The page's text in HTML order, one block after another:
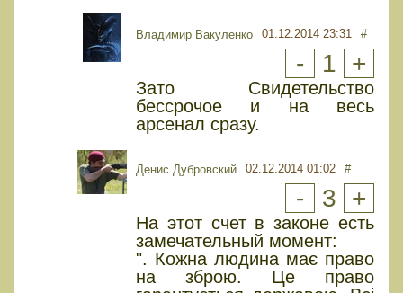
Владимир Вакуленко 01.12.2014 23:31 #
- 1 +
Зато Свидетельство
бессрочое и на весь
арсенал сразу.
Денис Дубровский 02.12.2014 01:02 #
- 3 +
На этот счет в законе есть
замечательный момент:
". Кожна людина має право
на зброю. Це право